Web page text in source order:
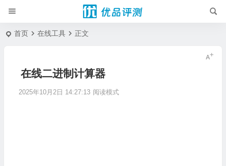
首页 在线工具 正文
在线二进制计算器
2025年10月2日 14:27:13 阅读模式